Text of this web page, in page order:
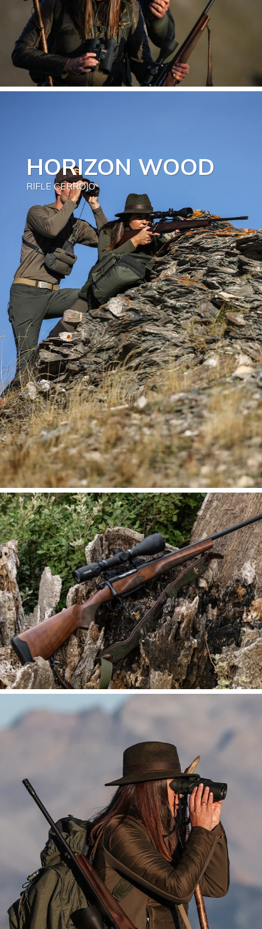
HORIZON WOOD
RIFLE CERROJO